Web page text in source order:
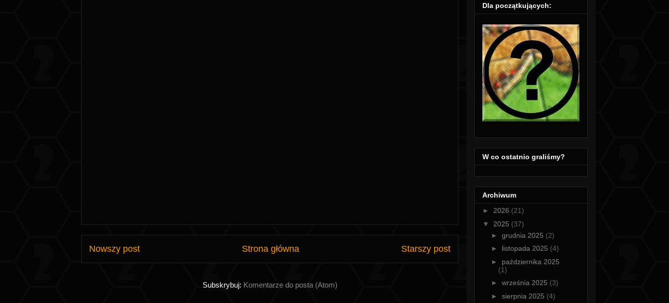
Nowszy post Starszy post
Strona główna
Subskrybuj: Komentarze do posta (Atom)
Dla początkujących:
W co ostatnio graliśmy?
Archiwum
► 2026 (21)
▼ 2025 (37)
► grudnia 2025 (2)
► listopada 2025 (4)
► października 2025
(1)
► września 2025 (3)
► sierpnia 2025 (4)